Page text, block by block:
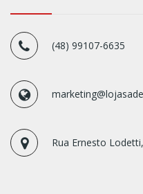
(48) 99107-6635
Rua Ernesto